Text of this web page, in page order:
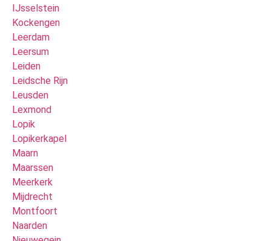
IJsselstein
Kockengen
Leerdam
Leersum
Leiden
Leidsche Rijn
Leusden
Lexmond
Lopik
Lopikerkapel
Maarn
Maarssen
Meerkerk
Mijdrecht
Montfoort
Naarden